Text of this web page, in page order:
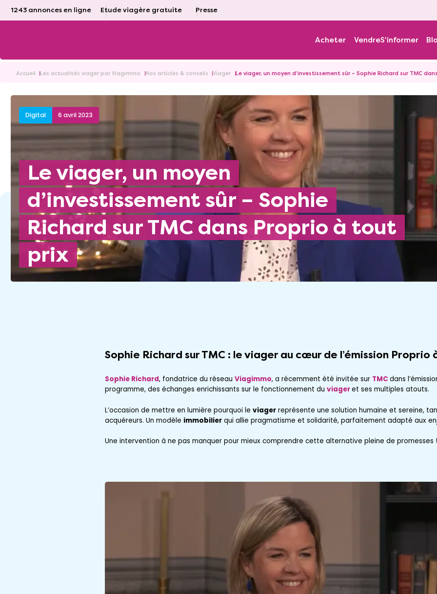
1243 annonces en ligne Etude viagère gratuite Presse
Acheter VendreS'informer
Accueil Les actualités viager par Viagimmo Nos articles & conseils Viager Le viager, un moyen d’investissement sûr – Sophie Richard sur TMC
Digital 6 avril 2023
Le viager, un moyen
d’investissement sûr – Sophie
Richard sur TMC dans Proprio à tout
prix
Sophie Richard sur TMC : le viagerau cœur de l’émission Proprio
Sophie Richard, fondatrice du réseau Viagimmo, a récemment été invitée sur TMC dans
programme, des échanges enrichissants sur le fonctionnement du viageret ses multiples atouts.
L’occasion de mettre en lumière pourquoi le viagerreprésente une solution humaine et sereine,
acquéreurs. Un modèle immobilierqui allie pragmatisme et solidarité, parfaitement adapté aux
Une intervention à ne pas manquer pour mieux comprendre cette alternative pleine de promesses !